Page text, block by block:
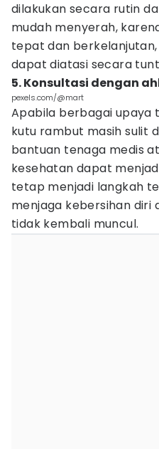
dilakukan secara rutin
mudah menyerah,
tepat dan
dapat diatasi secara
5. Konsultasi dengan
pexels.com/@mart
Apabila berbagai upaya
kutu rambut masih sulit
bantuan tenaga medis
kesehatan dapat
tetap menjadi langkah
menjaga kebersihan diri
tidak kembali muncul.